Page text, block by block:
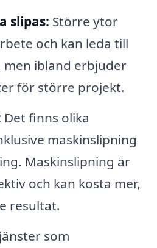
slipas: Större ytor
och kan leda till
ibland erbjuder
för större projekt.
Det finns olika
maskinslipning
Maskinslipning är
och kan kosta mer,
resultat.
som